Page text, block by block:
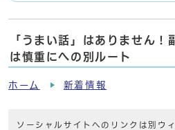
「うまい話」はありません！
は慎重にへの別ルート
ホーム 新着情報
ソーシャルサイトへのリンクは別ウ